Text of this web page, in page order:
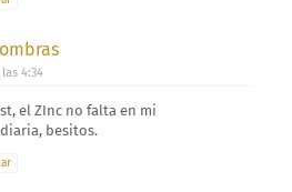
4:34
el ZInc no falta en mi
besitos.